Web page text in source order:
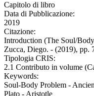
Capitolo di libro
Data di Pubblicazione:
2019
Citazione:
Introduction (The Soul/
Zucca, Diego. - (2019), pp.
Tipologia CRIS:
2.1 Contributo in volume
Keywords:
Soul-Body Problem -
Plato - Aristotle